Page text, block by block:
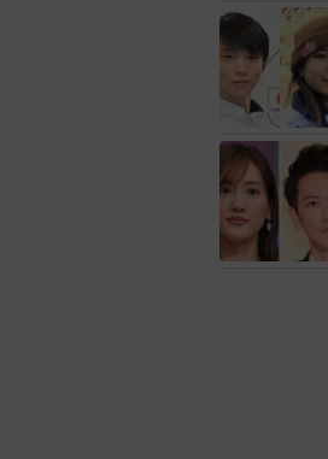
テレビ小説
た。2022年
【3位：高
2005年に
れ、わず
ロイン役に